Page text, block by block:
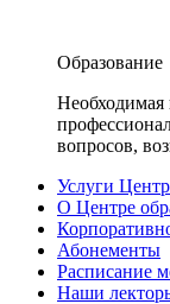
Образование
вопросов,
Услуги
О Центре
Абонементы
Расписание
Наши